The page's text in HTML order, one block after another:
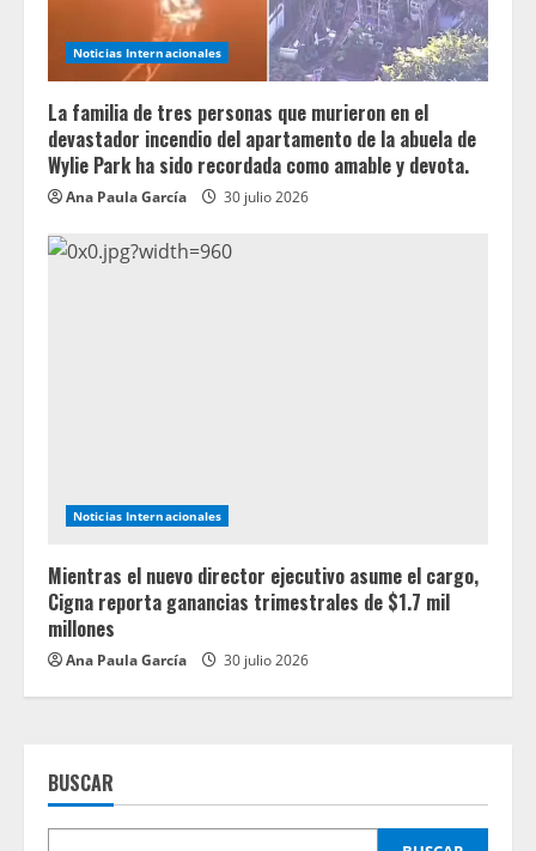
Noticias Internacionales
La familia de tres personas que murieron en el
devastador incendio del apartamento de la abuela de
Wylie Park ha sido recordada como amable y devota.
Ana Paula García 30 julio 2026
Noticias Internacionales
Mientras el nuevo director ejecutivo asume el cargo,
Cigna reporta ganancias trimestrales de $1.7 mil
millones
Ana Paula García 30 julio 2026
BUSCAR